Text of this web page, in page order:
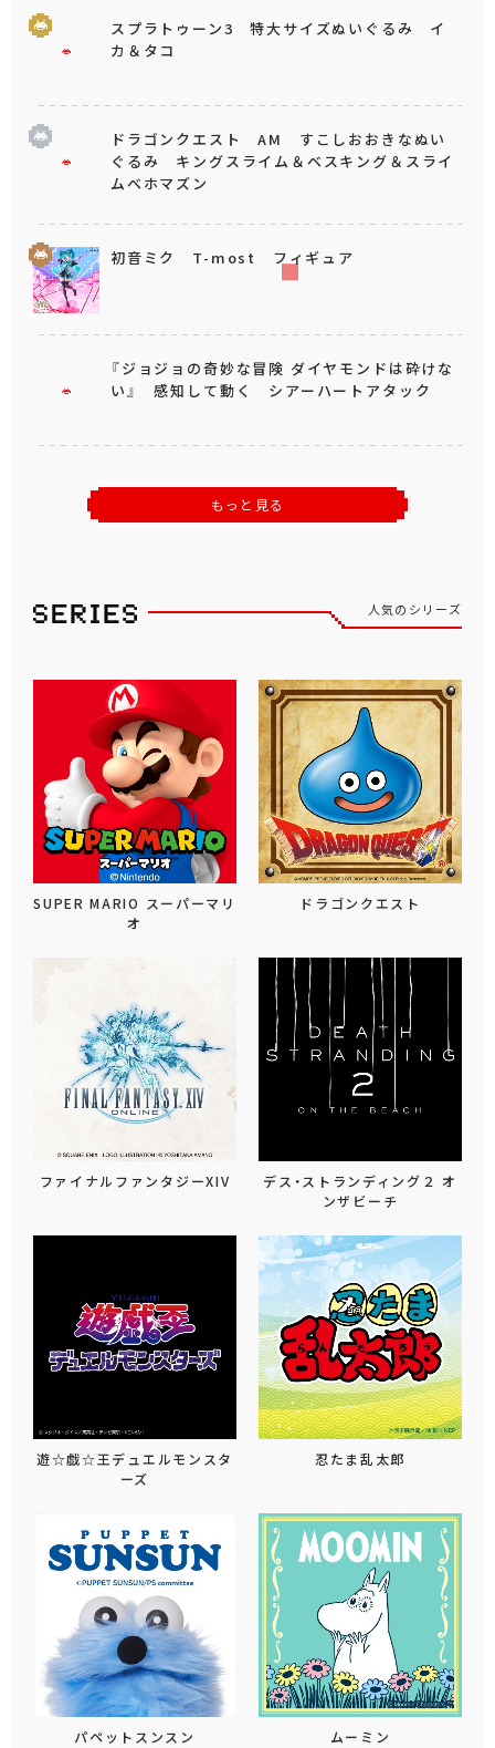
スプラトゥーン3 特大サイズぬいぐるみ イ
カ＆タコ
ドラゴンクエスト AM すこしおおきなぬい
ぐるみ キングスライム＆ベスキング＆スライ
ムベホマズン
初音ミク T-most フィギュア
『ジョジョの奇妙な冒険 ダイヤモンドは砕けな
い』 感知して動く シアーハートアタック
もっと見る
人気のシリーズ
SUPER MARIO スーパーマリ
オ
ドラゴンクエスト
ファイナルファンタジーXIV
デス・ストランディング２ オ
ンザビーチ
遊☆戯☆王デュエルモンスタ
ーズ
忍たま乱太郎
パペットスンスン ムーミン